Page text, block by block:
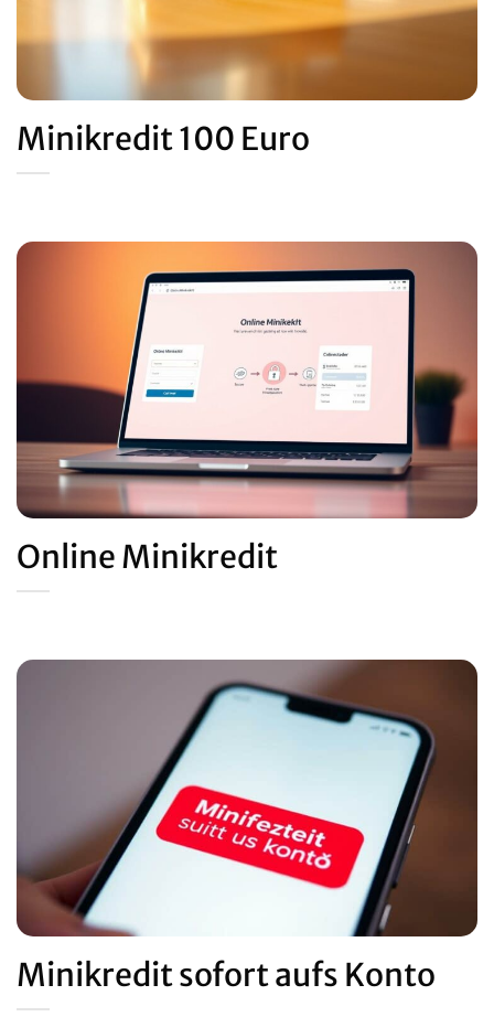
Minikredit 100 Euro
Online Minikredit
Minikredit sofort aufs Konto